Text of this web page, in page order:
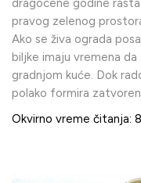
dragocene godine
pravog zelenog
Ako se živa ograda
biljke imaju vremena da
gradnjom kuće. Dok
polako formira
Okvirno vreme čitanja: